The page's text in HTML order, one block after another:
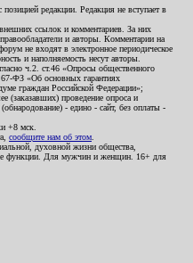
редакции. Редакция не вступает в
внешних ссылок и комментариев. За них
и авторы. Комментарии на
не входят в электронное периодическое
и наполняемость несут авторы.
ч.2. ст.46 «Опросы общественного
ФЗ «Об основных гарантиях
граждан Российской Федерации»;
(заказавших) проведение опроса и
- едино - сайт, без оплаты -
+8 мск.
сообщите нам об этом
духовной жизни общества,
функции. Для мужчин и женщин. 16+ для